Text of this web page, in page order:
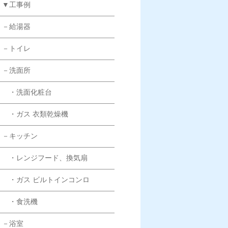
▼工事例
－給湯器
－トイレ
－洗面所
・洗面化粧台
・ガス 衣類乾燥機
－キッチン
・レンジフード、換気扇
・ガス ビルトインコンロ
・食洗機
－浴室